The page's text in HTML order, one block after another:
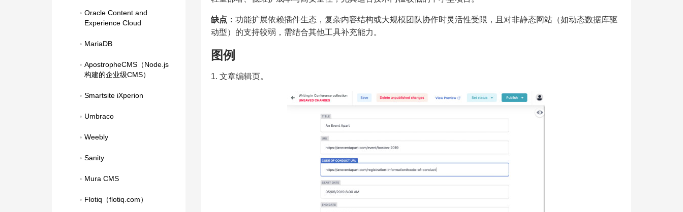
Oracle Content and
Experience Cloud
MariaDB
ApostropheCMS（Node.js
构建的企业级CMS）
Smartsite iXperion
Umbraco
Weebly
Sanity
Mura CMS
Flotiq（flotiq.com）
缺点： 功能扩展依赖插件生态，复杂内容结构或大规模团队协作时灵活性受限，且对非静态网站（如动态数据库驱
动型）的支持较弱，需结合其他工具补充能力。
图例
1. 文章编辑页。